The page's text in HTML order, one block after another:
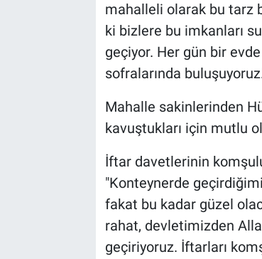
mahalleli olarak bu tarz
ki bizlere bu imkanları
geçiyor. Her gün bir
sofralarında
Mahalle sakinlerinden
kavuştukları için mutlu
İftar davetlerinin
"Konteynerde
fakat bu kadar güzel
rahat, devletimizden
geçiriyoruz. İftarları